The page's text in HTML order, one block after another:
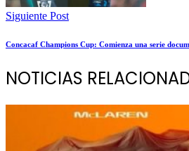
Siguiente Post
Concacaf Champions Cup: Comienza una serie
NOTICIAS